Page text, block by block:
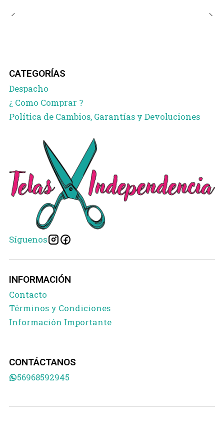
CATEGORÍAS
Despacho
¿ Como Comprar ?
Política de Cambios, Garantías y Devoluciones
Síguenos
INFORMACIÓN
Contacto
Términos y Condiciones
Información Importante
CONTÁCTANOS
56968592945